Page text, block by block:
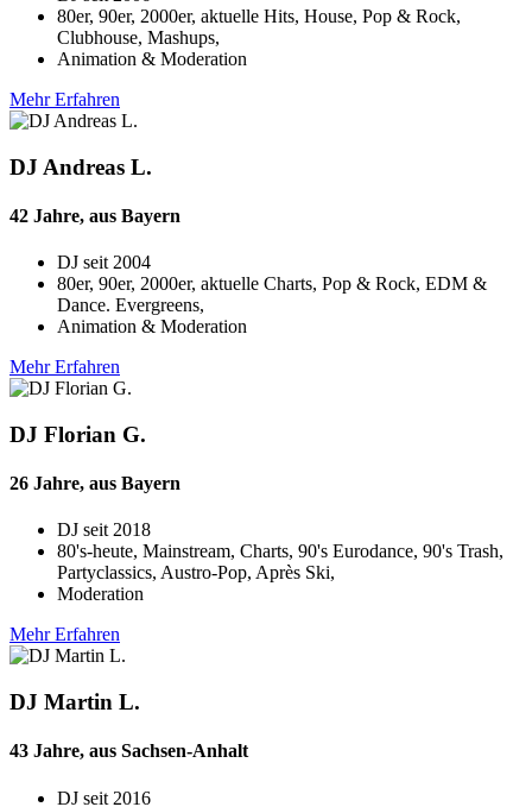
80er, 90er, 2000er, aktuelle Hits, House, Pop & Rock,
Clubhouse, Mashups,
Animation & Moderation
Mehr Erfahren
DJ Andreas L.
42 Jahre, aus Bayern
DJ seit 2004
80er, 90er, 2000er, aktuelle Charts, Pop & Rock, EDM &
Dance. Evergreens,
Animation & Moderation
Mehr Erfahren
DJ Florian G.
26 Jahre, aus Bayern
DJ seit 2018
80's-heute, Mainstream, Charts, 90's Eurodance, 90's Trash,
Partyclassics, Austro-Pop, Après Ski,
Moderation
Mehr Erfahren
DJ Martin L.
43 Jahre, aus Sachsen-Anhalt
DJ seit 2016